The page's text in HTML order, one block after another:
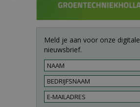
Meld je aan voor onze digitale
nieuwsbrief.